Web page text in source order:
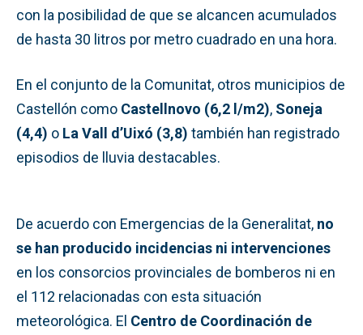
con la posibilidad de que se alcancen acumulados
de hasta 30 litros por metro cuadrado en una hora.
En el conjunto de la Comunitat, otros municipios de
Castellón como Castellnovo (6,2 l/m2), Soneja
(4,4) o La Vall d’Uixó (3,8) también han registrado
episodios de lluvia destacables.
De acuerdo con Emergencias de la Generalitat, no
se han producido incidencias ni intervenciones
en los consorcios provinciales de bomberos ni en
el 112 relacionadas con esta situación
meteorológica. El Centro de Coordinación de